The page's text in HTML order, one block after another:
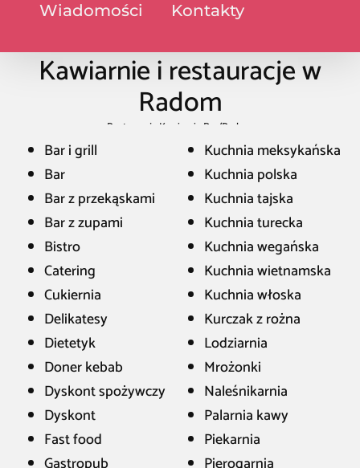
Wiadomości Kontakty
Kawiarnie i restauracje w
Radom
Restauracja Kawiarnia Bar /Radom
Bar i grill
Bar
Bar z przekąskami
Bar z zupami
Bistro
Catering
Cukiernia
Delikatesy
Dietetyk
Doner kebab
Dyskont spożywczy
Dyskont
Fast food
Kuchnia meksykańska
Kuchnia polska
Kuchnia tajska
Kuchnia turecka
Kuchnia wegańska
Kuchnia wietnamska
Kuchnia włoska
Kurczak z rożna
Lodziarnia
Mrożonki
Naleśnikarnia
Palarnia kawy
Piekarnia